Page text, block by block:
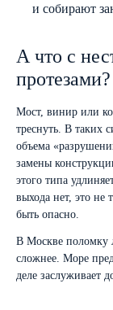
и собирают
А что с
протезами?
Мост, винир или
треснуть. В таких
объема
замены
этого типа
выхода нет, это не
быть опасно.
В Москве поломку
сложнее. Море
деле заслуживает